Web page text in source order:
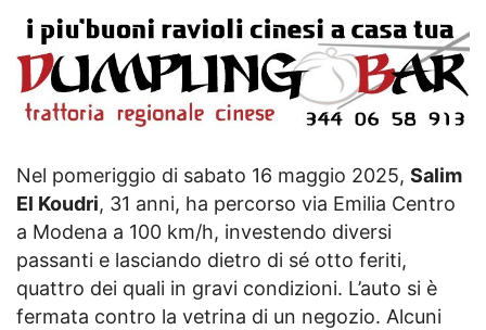
Nel pomeriggio di sabato 16 maggio 2025, Salim
El Koudri, 31 anni, ha percorso via Emilia Centro
a Modena a 100 km/h, investendo diversi
passanti e lasciando dietro di sé otto feriti,
quattro dei quali in gravi condizioni. L’auto si è
fermata contro la vetrina di un negozio. Alcuni